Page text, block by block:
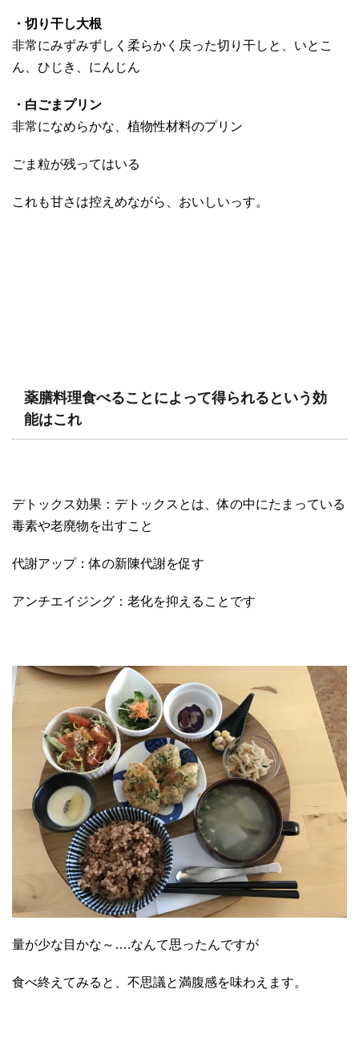
・切り干し大根
非常にみずみずしく柔らかく戻った切り干しと、いとこ
ん、ひじき、にんじん
・白ごまプリン
非常になめらかな、植物性材料のプリン
ごま粒が残ってはいる
これも甘さは控えめながら、おいしいっす。
薬膳料理食べることによって得られるという効
能はこれ
デトックス効果：デトックスとは、体の中にたまっている
毒素や老廃物を出すこと
代謝アップ：体の新陳代謝を促す
アンチエイジング：老化を抑えることです
量が少な目かな～….なんて思ったんですが
食べ終えてみると、不思議と満腹感を味わえます。